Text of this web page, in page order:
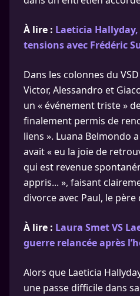
À lire : Laeticia
tensions avec Frédéric
Dans les colonnes du
Victor, Alessandro et
un « événement triste »
finalement permis de
liens ». Luana Belmondo
avait « eu la joie de
qui est revenue
appris... », faisant
divorce avec Paul, le père
À lire : Laura Smet VS
guerre relancée après
Alors que Laeticia
une passe difficile dans